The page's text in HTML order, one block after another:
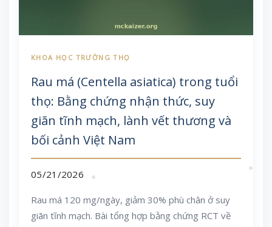
Rau má (Centella asiatica) trong tuổi
thọ: Bằng chứng nhận thức, suy
giãn tĩnh mạch, lành vết thương và
bối cảnh Việt Nam
05/21/2026
Rau má 120 mg/ngày, giảm 30% phù chân ở suy
giãn tĩnh mạch. Bài tổng hợp bằng chứng RCT về